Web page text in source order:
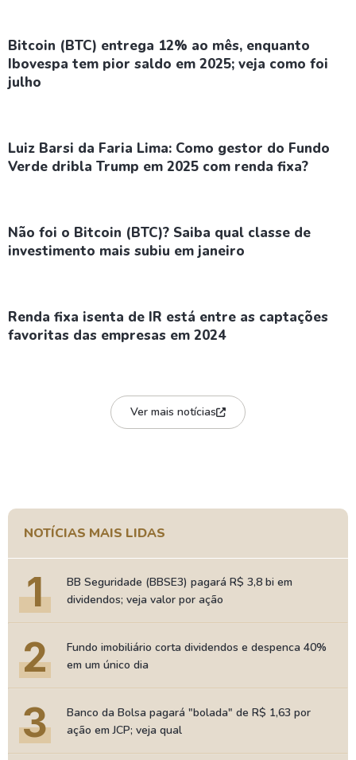
Bitcoin (BTC) entrega 12% ao mês, enquanto
Ibovespa tem pior saldo em 2025; veja como foi
julho
Luiz Barsi da Faria Lima: Como gestor do Fundo
Verde dribla Trump em 2025 com renda fixa?
Não foi o Bitcoin (BTC)? Saiba qual classe de
investimento mais subiu em janeiro
Renda fixa isenta de IR está entre as captações
favoritas das empresas em 2024
Ver mais notícias
NOTÍCIAS MAIS LIDAS
1
BB Seguridade (BBSE3) pagará R$ 3,8 bi em
dividendos; veja valor por ação
2
Fundo imobiliário corta dividendos e despenca 40%
em um único dia
3
Banco da Bolsa pagará "bolada" de R$ 1,63 por
ação em JCP; veja qual